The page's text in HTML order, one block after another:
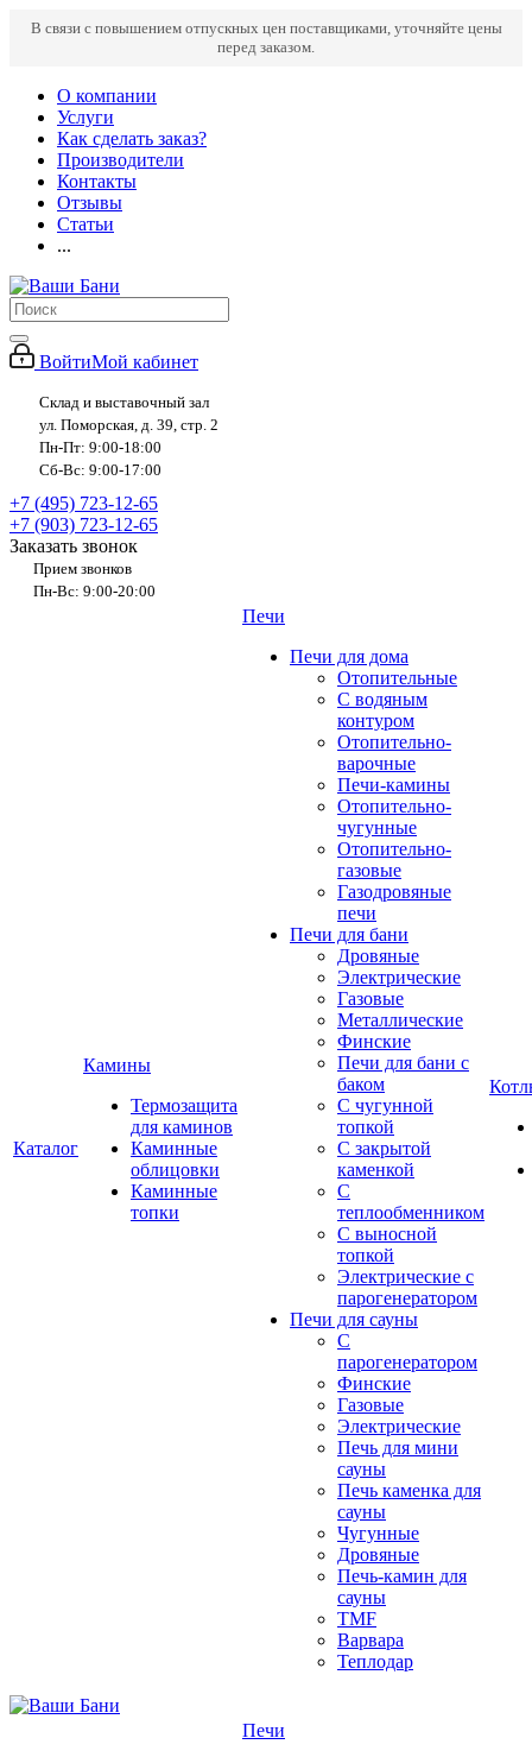
В связи с повышением отпускных цен поставщиками, уточняйте цены
перед заказом.
О компании
Услуги
Как сделать заказ?
Производители
Контакты
Отзывы
Статьи
...
ВойтиМой кабинет
Склад и выставочный зал
ул. Поморская, д. 39, стр. 2
Пн-Пт: 9:00-18:00
Сб-Вс: 9:00-17:00
+7 (495) 723-12-65
+7 (903) 723-12-65
Заказать звонок
Прием звонков
Пн-Вс: 9:00-20:00
Каталог
Камины
Термозащита
для каминов
Каминные
облицовки
Каминные
топки
Печи
Печи для дома
Отопительные
C водяным
контуром
Отопительно-
варочные
Печи-камины
Отопительно-
чугунные
Отопительно-
газовые
Газодровяные
печи
Печи для бани
Дровяные
Электрические
Газовые
Металлические
Финские
Печи для бани с
баком
С чугунной
топкой
С закрытой
каменкой
С
теплообменником
С выносной
топкой
Электрические с
парогенератором
Печи для сауны
С
парогенератором
Финские
Газовые
Электрические
Печь для мини
сауны
Печь каменка для
сауны
Чугунные
Дровяные
Печь-камин для
сауны
TMF
Варвара
Теплодар
Печи